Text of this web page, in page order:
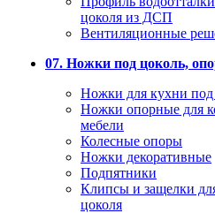
цоколя из ДСП
Вентиляционные
07. Ножки под цоколь,
Ножки для кухни под
Ножки опорные для
мебели
Колесные опоры
Ножки декоративные
Подпятники
Клипсы и защелки
цоколя